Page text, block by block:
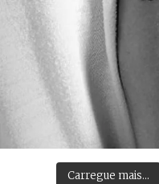
Carregue mais…